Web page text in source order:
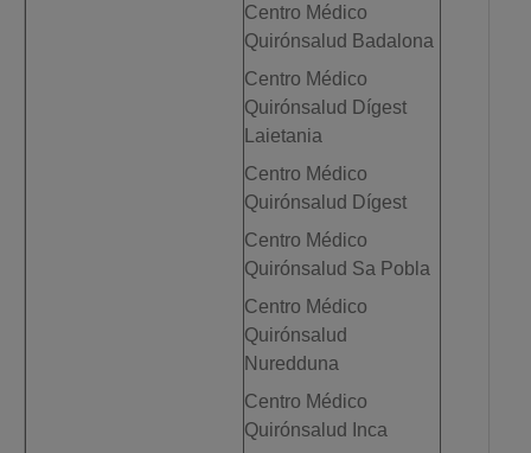
Centro Médico
Quirónsalud Badalona
Centro Médico
Quirónsalud Dígest
Laietania
Centro Médico
Quirónsalud Dígest
Centro Médico
Quirónsalud Sa Pobla
Centro Médico
Quirónsalud
Nuredduna
Centro Médico
Quirónsalud Inca